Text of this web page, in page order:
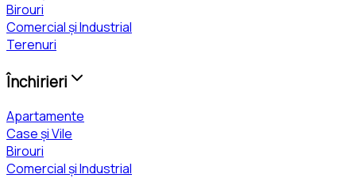
Birouri
Comercial și Industrial
Terenuri
Închirieri
Apartamente
Case și Vile
Birouri
Comercial și Industrial